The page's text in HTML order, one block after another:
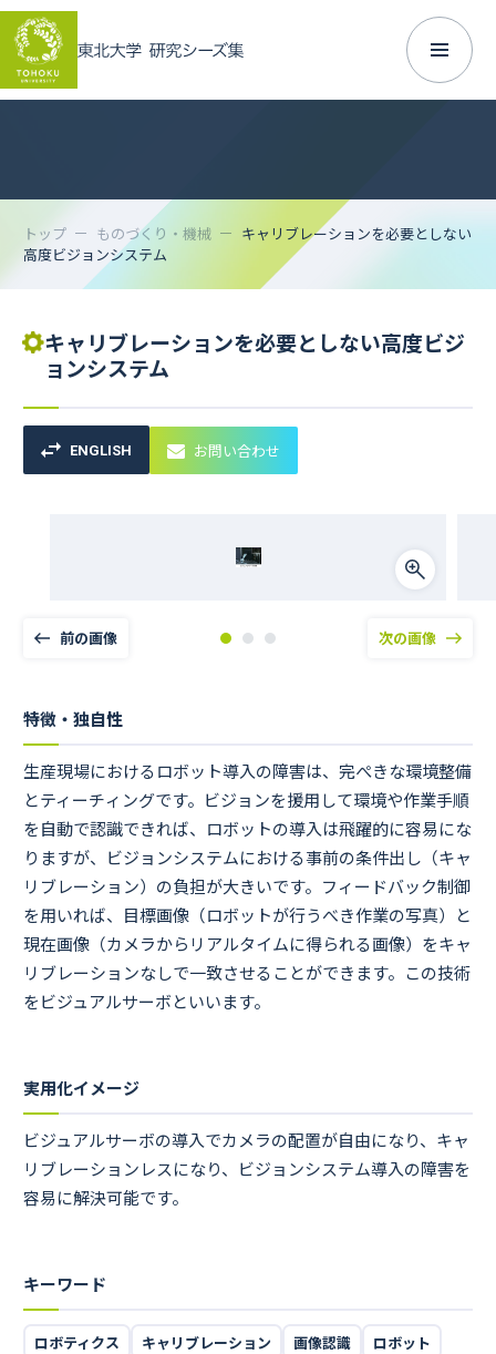
トップ ものづくり・機械
キャリブレーションを必要としない
高度ビジョンシステム
キャリブレーションを必要としない高度ビジ
ョンシステム
ENGLISH お問い合わせ
前の画像 次の画像
特徴・独自性
生産現場におけるロボット導入の障害は、完ぺきな環境整備
とティーチィングです。ビジョンを援用して環境や作業手順
を自動で認識できれば、ロボットの導入は飛躍的に容易にな
りますが、ビジョンシステムにおける事前の条件出し（キャ
リブレーション）の負担が大きいです。フィードバック制御
を用いれば、目標画像（ロボットが行うべき作業の写真）と
現在画像（カメラからリアルタイムに得られる画像）をキャ
リブレーションなしで一致させることができます。この技術
をビジュアルサーボといいます。
実用化イメージ
ビジュアルサーボの導入でカメラの配置が自由になり、キャ
リブレーションレスになり、ビジョンシステム導入の障害を
容易に解決可能です。
キーワード
ロボティクス キャリブレーション 画像認識
ロボット